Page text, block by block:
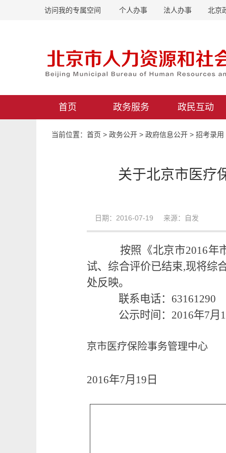
访问我的专属空间 个人办事 法人办事 北京
首页 政务服务 政民互动
当前位置： 首页 > 政务公开 > 政府信息公开 > 招考录用
关于北京市医疗
日期：2016-07-19 来源：自发
按照《北京市2016年
试、综合评价已结束,现将综
处反映。
联系电话：63161290
公示时间：2016年7月
京市医疗保险事务管理中心
2016年7月19日